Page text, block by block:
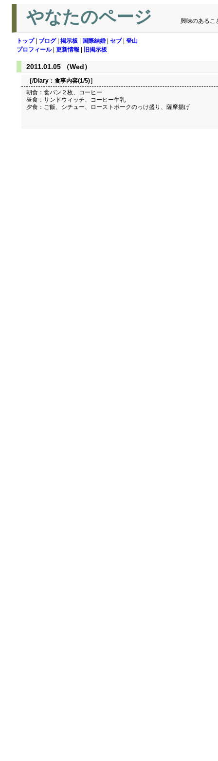
やなたのページ 興味のあるこ
トップ| ブログ| 掲示板 国際結婚 セブ| 登山
プロフィール| 更新情報 旧掲示板
2011.01.05 （Wed）
［/Diary： 食事内容(1/5)］
朝食：食パン２枚、コーヒー
昼食：サンドウィッチ、コーヒー牛乳
夕食：ご飯、シチュー、ローストポークのっけ盛り、薩摩揚げ